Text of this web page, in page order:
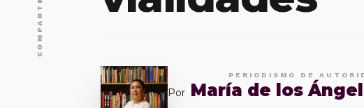
COMPARTE
PERIODISMO DE
Por María de los